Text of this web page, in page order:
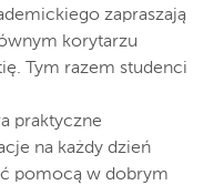
zapraszają
korytarzu
Tym razem studenci
praktyczne
na każdy dzień
pomocą w dobrym